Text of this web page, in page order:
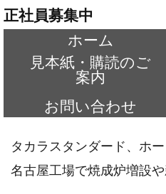
正社員募集中
ホーム
見本紙・購読のご
案内
お問い合わせ
タカラスタンダード、ホ
名古屋工場で焼成炉増設